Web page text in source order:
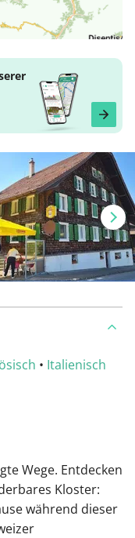
• Italienisch
Wege. Entdecken
Kloster:
während dieser